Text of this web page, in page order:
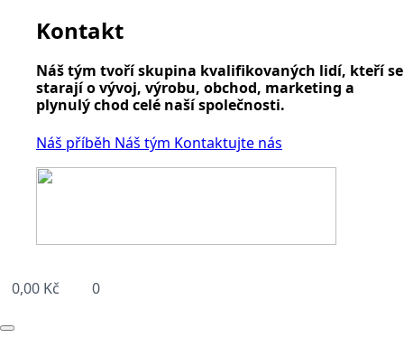
Kontakt
Náš tým tvoří skupina kvalifikovaných lidí, kteří se
starají o vývoj, výrobu, obchod, marketing a
plynulý chod celé naší společnosti.
Náš příběh Náš tým Kontaktujte nás
0,00 Kč 0